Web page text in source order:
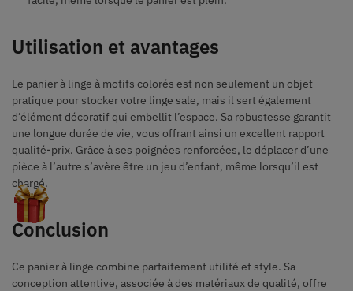
Utilisation et avantages
Le panier à linge à motifs colorés est non seulement un objet
pratique pour stocker votre linge sale, mais il sert également
d’élément décoratif qui embellit l’espace. Sa robustesse garantit
une longue durée de vie, vous offrant ainsi un excellent rapport
qualité-prix. Grâce à ses poignées renforcées, le déplacer d’une
pièce à l’autre s’avère être un jeu d’enfant, même lorsqu’il est
chargé.
Conclusion
Ce panier à linge combine parfaitement utilité et style. Sa
conception attentive, associée à des matériaux de qualité, offre